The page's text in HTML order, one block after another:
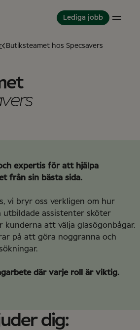
Lediga jobb
Butiksteamet hos Specsavers
expertis för att hjälpa
från sin bästa sida.
vi bryr oss verkligen om hur
utbildade assistenter sköter
kunderna att välja glasögonbågar.
på att göra noggranna och
där varje roll är viktig.
dig: